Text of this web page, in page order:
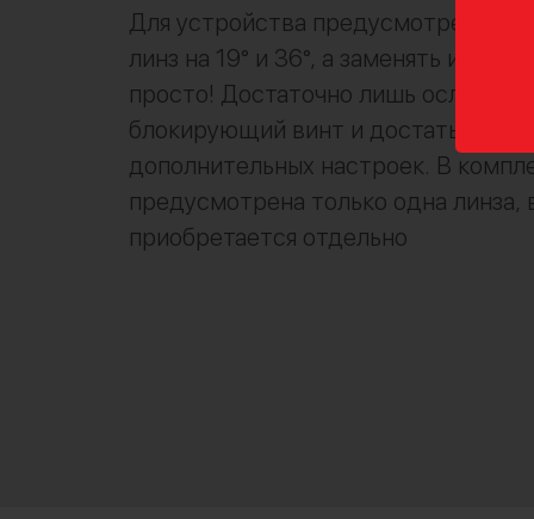
Для устройства предусмотрено
линз на 19° и 36°, а заменять их
просто! Достаточно лишь ослабить
блокирующий винт и достать её, без
дополнительных настроек. В
предусмотрена только одна линза,
приобретается отдельно